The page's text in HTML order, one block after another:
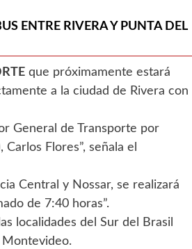
ENTRE RIVERA Y PUNTA DEL
que próximamente estará
a la ciudad de Rivera con
General de Transporte por
Flores”, señala el
Central y Nossar, se realizará
de 7:40 horas”.
localidades del Sur del Brasil
Montevideo.